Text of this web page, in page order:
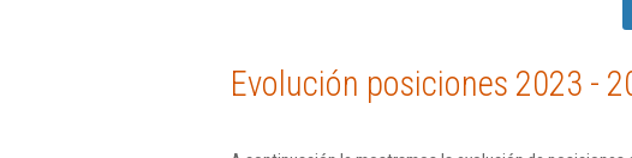
Evolución posiciones 2023 -